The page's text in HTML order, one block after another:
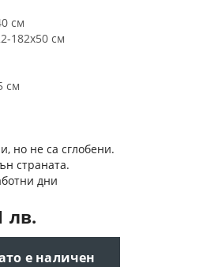
см
182x50 см
см
но не са сглобени.
страната.
дни
лв.
е наличен